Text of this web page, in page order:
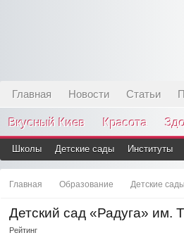
Главная Новости Статьи
Вкусный Киев Красота
Школы Детские сады Институты
Главная Образование Детские сады
Детский сад «Радуга» им.
Рейтинг